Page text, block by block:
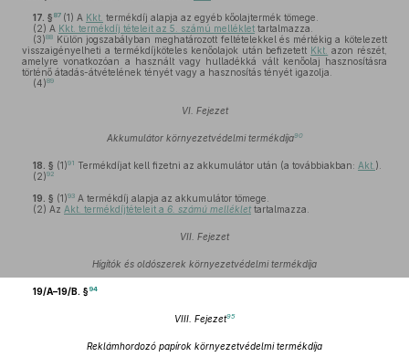
17. § 87 (1) A Kkt. termékdíj alapja az egyéb kőolajtermék tömege.
(2) A Kkt. termékdíj tételeit az 5. számú melléklet tartalmazza.
(3)88 Külön jogszabályban meghatározott feltételekkel és mértékig a kötelezett
visszaigényelheti a termékdíjköteles kenőolajok után befizetett Kkt. azon részét,
amelyre vonatkozóan a használt vagy hulladékká vált kenőolaj hasznosításra
történő átadás-átvételének tényét vagy a hasznosítás tényét igazolja.
(4)89
VI. Fejezet
Akkumulátor környezetvédelmi termékdíja90
18. § (1)91 Termékdíjat kell fizetni az akkumulátor után (a továbbiakban: Akt. ).
(2)92
19. § (1)93 A termékdíj alapja az akkumulátor tömege.
(2) Az Akt. termékdíjtételeit a 6. számú melléklettartalmazza.
VII. Fejezet
Hígítók és oldószerek környezetvédelmi termékdíja
19/A–19/B. §94
VIII. Fejezet95
Reklámhordozó papírok környezetvédelmi termékdíja